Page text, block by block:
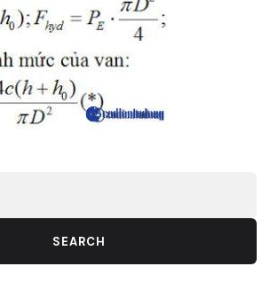
SEARCH